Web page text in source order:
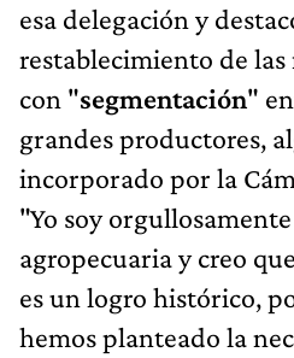
esa delegación y
restablecimiento de las
con "segmentación"
grandes productores,
incorporado por la
"Yo soy
agropecuaria y creo
es un logro histórico,
hemos planteado la